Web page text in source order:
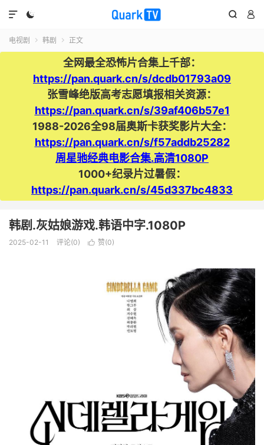
  

电视剧  韩剧  正文
全网最全恐怖片合集上千部：
https://pan.quark.cn/s/dcdb01793a09
张雪峰绝版高考志愿填报相关资源：
https://pan.quark.cn/s/39af406b57e1
1988-2026全98届奥斯卡获奖影片大全：
https://pan.quark.cn/s/f57addb25282
周星驰经典电影合集.高清1080P
1000+纪录片过暑假：
https://pan.quark.cn/s/45d337bc4833
韩剧.灰姑娘游戏.韩语中字.1080P
2025-02-11 评论(0)  赞(0)